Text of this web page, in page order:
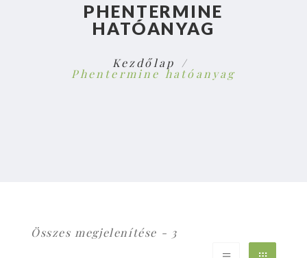
PHENTERMINE
HATÓANYAG
Kezdőlap
Phentermine hatóanyag
Összes megjelenítése - 3